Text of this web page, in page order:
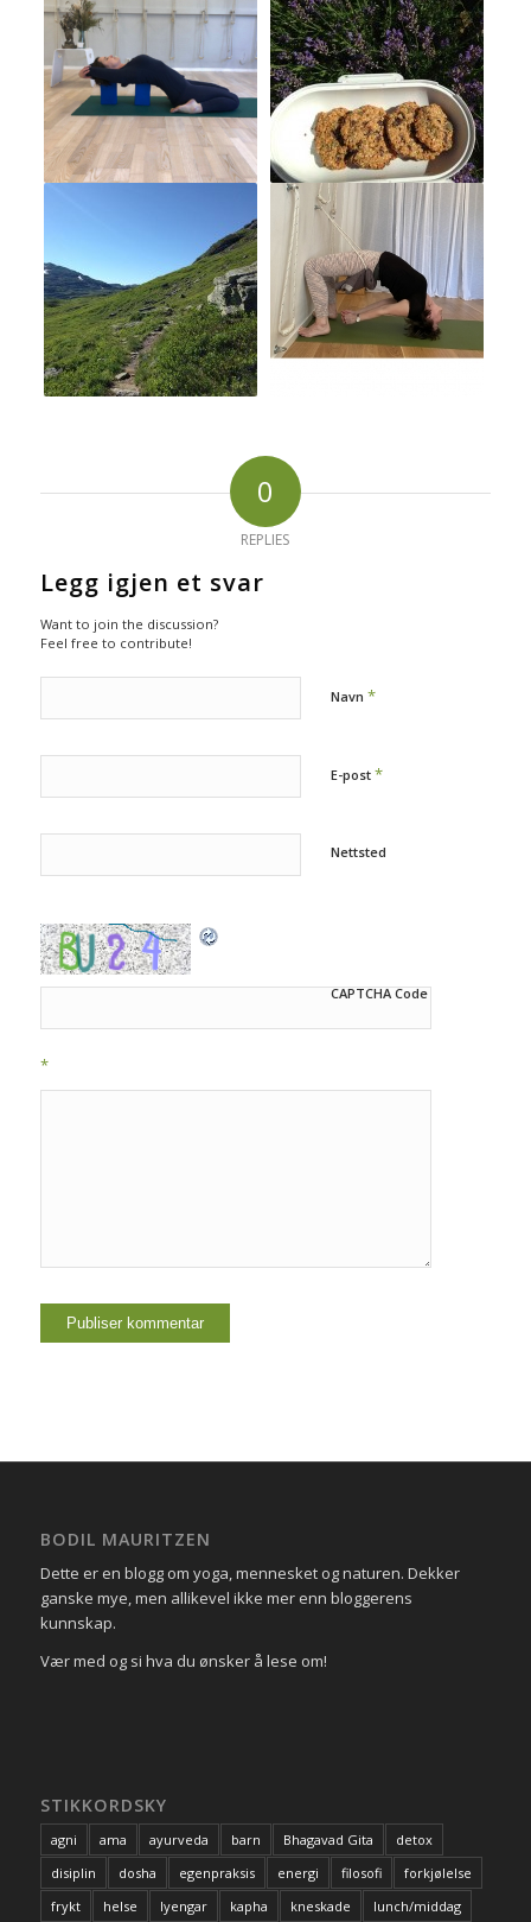
0
REPLIES
Legg igjen et svar
Want to join the discussion?
Feel free to contribute!
Navn *
E-post *
Nettsted
CAPTCHA Code
*
BODIL MAURITZEN
Dette er en blogg om yoga, mennesket og naturen. Dekker
ganske mye, men allikevel ikke mer enn bloggerens
kunnskap.
Vær med og si hva du ønsker å lese om!
STIKKORDSKY
agni ama ayurveda barn Bhagavad Gita
detox
disiplin
dosha egenpraksis energi filosofi
forkjølelse
frykt
helse Iyengar kapha kneskade lunch/middag